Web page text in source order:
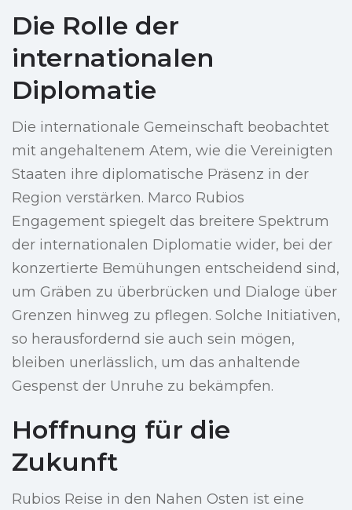
Die Rolle der
internationalen
Diplomatie
Die internationale Gemeinschaft beobachtet
mit angehaltenem Atem, wie die Vereinigten
Staaten ihre diplomatische Präsenz in der
Region verstärken. Marco Rubios
Engagement spiegelt das breitere Spektrum
der internationalen Diplomatie wider, bei der
konzertierte Bemühungen entscheidend sind,
um Gräben zu überbrücken und Dialoge über
Grenzen hinweg zu pflegen. Solche Initiativen,
so herausfordernd sie auch sein mögen,
bleiben unerlässlich, um das anhaltende
Gespenst der Unruhe zu bekämpfen.
Hoffnung für die
Zukunft
Rubios Reise in den Nahen Osten ist eine